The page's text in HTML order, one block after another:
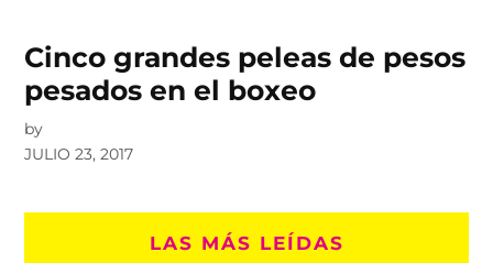
Cinco grandes peleas de pesos
pesados en el boxeo
by
JULIO 23, 2017
LAS MÁS LEÍDAS